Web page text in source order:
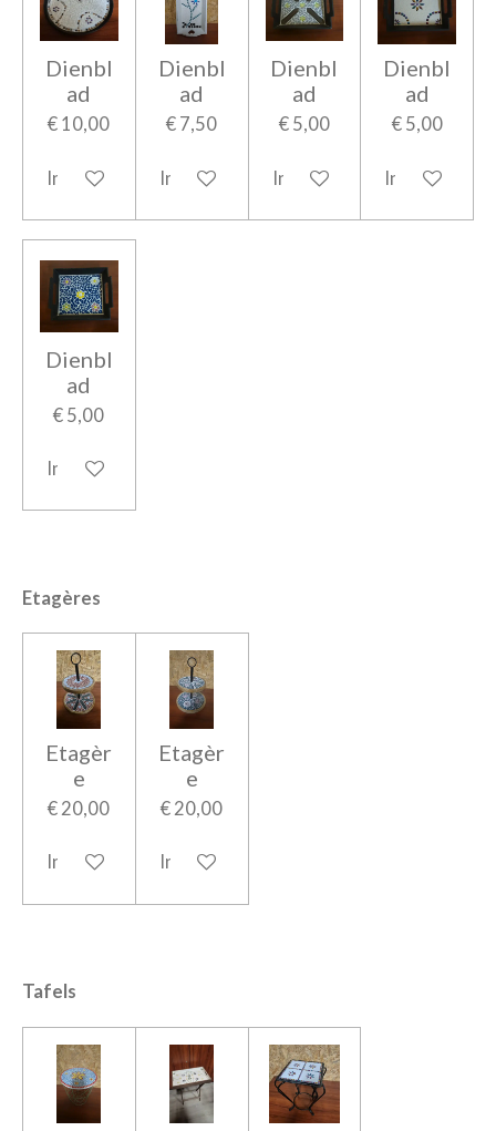
Dienbl
ad
€ 10,00
In winkelwagen
Dienbl
ad
€ 7,50
In winkelwagen
Dienbl
ad
€ 5,00
In winkelwagen
Dienbl
ad
€ 5,00
In
Dienbl
ad
€ 5,00
In winkelwagen
Etagères
Etagèr
e
€ 20,00
In winkelwagen
Etagèr
e
€ 20,00
In winkelwagen
Tafels